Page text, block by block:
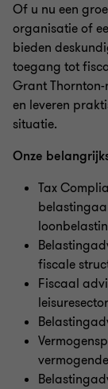
Of u nu een
organisatie of
bieden
toegang tot
Grant
en leveren
situatie.
Onze
Tax
fiscale
Fiscaal
leisuresector